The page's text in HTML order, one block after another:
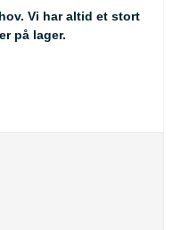
Vi har altid et stort
på lager.